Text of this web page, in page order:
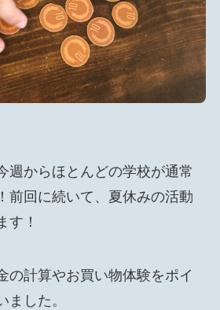
週からほとんどの学校が通常
前回に続いて、夏休みの活動
す！
の計算やお買い物体験をポイ
ました。